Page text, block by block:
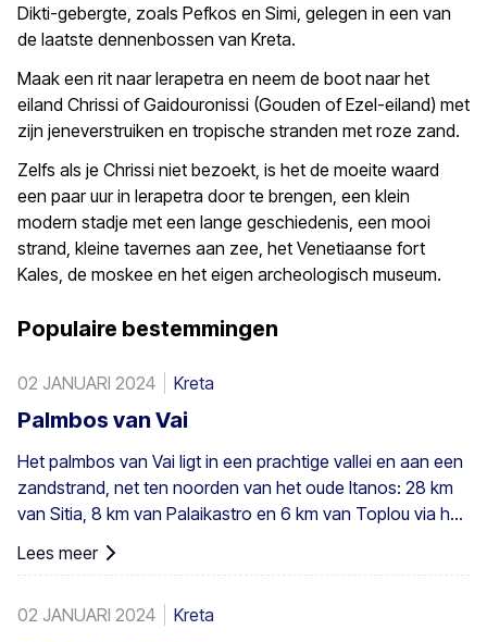
Dikti-gebergte, zoals Pefkos en Simi, gelegen in een van
de laatste dennenbossen van Kreta.
Maak een rit naar Ierapetra en neem de boot naar het
eiland Chrissi of Gaidouronissi (Gouden of Ezel-eiland) met
zijn jeneverstruiken en tropische stranden met roze zand.
Zelfs als je Chrissi niet bezoekt, is het de moeite waard
een paar uur in Ierapetra door te brengen, een klein
modern stadje met een lange geschiedenis, een mooi
strand, kleine tavernes aan zee, het Venetiaanse fort
Kales, de moskee en het eigen archeologisch museum.
Populaire bestemmingen
02 JANUARI 2024 Kreta
Palmbos van Vai
Het palmbos van Vai ligt in een prachtige vallei en aan een
zandstrand, net ten noorden van het oude Itanos: 28 km
van Sitia, 8 km van Palaikastro en 6 km van Toplou via hun
respectieve wegen. Het beslaat 200 stremmata (50 acres)
en bestaat uit inheemse Theophrastus-palmen – de
heel Europa. Een voldoende groot bestand bestaat in
Lees meer
02 JANUARI 2024 Kreta